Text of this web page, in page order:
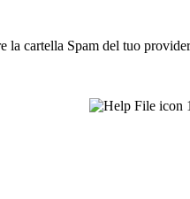
cartella Spam del tuo